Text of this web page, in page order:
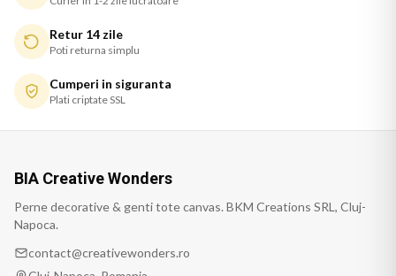
Retur 14 zile
Poti returna simplu
Cumperi in siguranta
Plati criptate SSL
BIA Creative Wonders
Perne decorative & genti tote canvas. BKM Creations SRL, Cluj-
Napoca.
contact@creativewonders.ro